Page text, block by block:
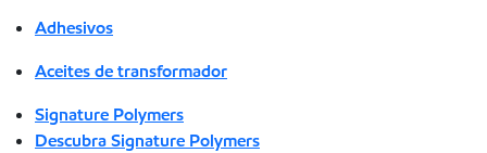
Adhesivos
Aceites de transformador
Signature Polymers
Descubra Signature Polymers